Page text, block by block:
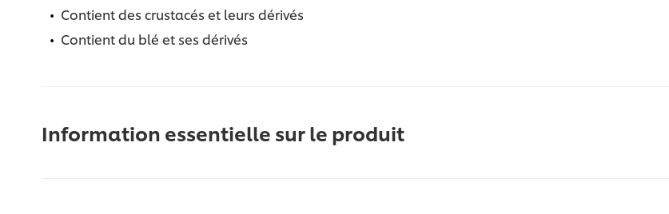
Contient des crustacés et leurs dérivés
Contient du blé et ses dérivés
Information essentielle sur le produit